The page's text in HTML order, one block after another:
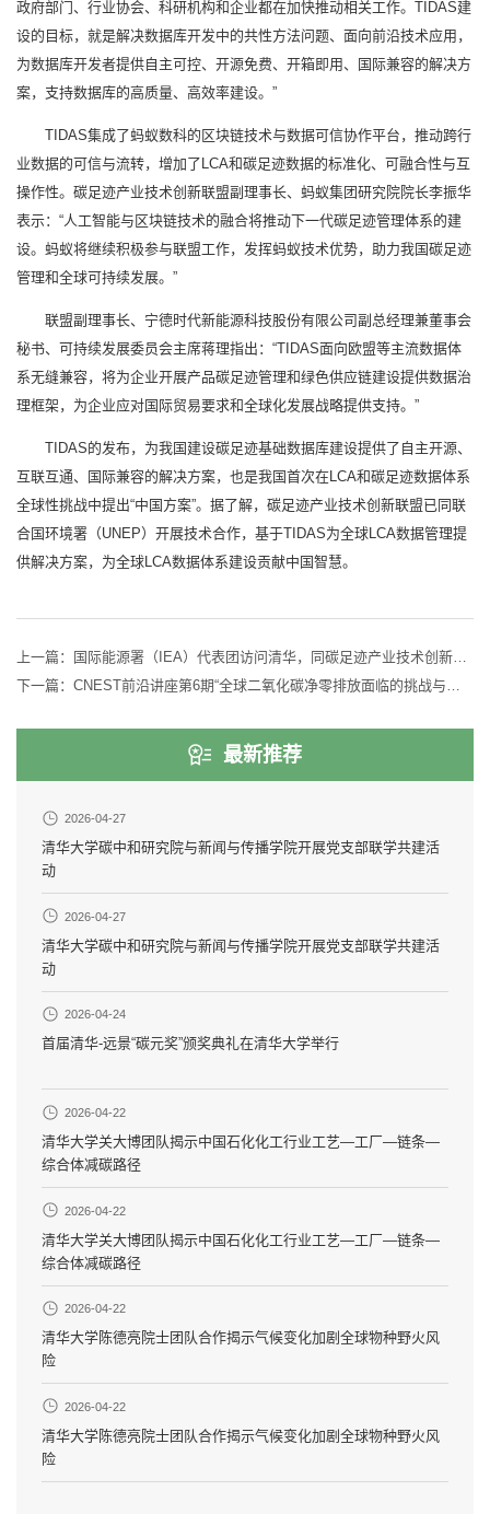
政府部门、行业协会、科研机构和企业都在加快推动相关工作。TIDAS建
设的目标，就是解决数据库开发中的共性方法问题、面向前沿技术应用，
为数据库开发者提供自主可控、开源免费、开箱即用、国际兼容的解决方
案，支持数据库的高质量、高效率建设。”
TIDAS集成了蚂蚁数科的区块链技术与数据可信协作平台，推动跨行
业数据的可信与流转，增加了LCA和碳足迹数据的标准化、可融合性与互
操作性。碳足迹产业技术创新联盟副理事长、蚂蚁集团研究院院长李振华
表示：“人工智能与区块链技术的融合将推动下一代碳足迹管理体系的建
设。蚂蚁将继续积极参与联盟工作，发挥蚂蚁技术优势，助力我国碳足迹
管理和全球可持续发展。”
联盟副理事长、宁德时代新能源科技股份有限公司副总经理兼董事会
秘书、可持续发展委员会主席蒋理指出：“TIDAS面向欧盟等主流数据体
系无缝兼容，将为企业开展产品碳足迹管理和绿色供应链建设提供数据治
理框架，为企业应对国际贸易要求和全球化发展战略提供支持。”
TIDAS的发布，为我国建设碳足迹基础数据库建设提供了自主开源、
互联互通、国际兼容的解决方案，也是我国首次在LCA和碳足迹数据体系
全球性挑战中提出“中国方案”。据了解，碳足迹产业技术创新联盟已同联
合国环境署（UNEP）开展技术合作，基于TIDAS为全球LCA数据管理提
供解决方案，为全球LCA数据体系建设贡献中国智慧。
上一篇：
国际能源署（IEA）代表团访问清华，同碳足迹产业技术创新联盟深入交流
下一篇： CNEST前沿讲座第6期“全球二氧化碳净零排放面临的挑战与机遇”成功举办
最新推荐
2026-04-27
清华大学碳中和研究院与新闻与传播学院开展党支部联学共建活
动
2026-04-27
清华大学碳中和研究院与新闻与传播学院开展党支部联学共建活
动
2026-04-24
首届清华-远景“碳元奖”颁奖典礼在清华大学举行
2026-04-22
清华大学关大博团队揭示中国石化化工行业工艺—工厂—链条—
综合体减碳路径
2026-04-22
清华大学关大博团队揭示中国石化化工行业工艺—工厂—链条—
综合体减碳路径
2026-04-22
清华大学陈德亮院士团队合作揭示气候变化加剧全球物种野火风
险
2026-04-22
清华大学陈德亮院士团队合作揭示气候变化加剧全球物种野火风
险